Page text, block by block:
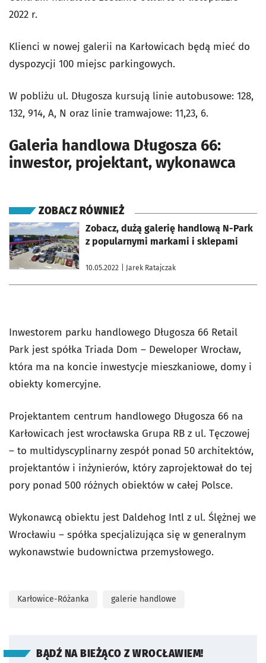
2022 r.
Klienci w nowej galerii na Karłowicach będą mieć do
dyspozycji 100 miejsc parkingowych.
W pobliżu ul. Długosza kursują linie autobusowe: 128,
132, 914, A, N oraz linie tramwajowe: 11,23, 6.
Galeria handlowa Długosza 66:
inwestor, projektant, wykonawca
ZOBACZ RÓWNIEŻ
Zobacz, dużą galerię handlową N-Park
z popularnymi markami i sklepami
10.05.2022 | Jarek Ratajczak
otworzy się w nowej karcie
Inwestorem parku handlowego Długosza 66 Retail
Park jest spółka Triada Dom – Deweloper Wrocław,
która ma na koncie inwestycje mieszkaniowe, domy i
obiekty komercyjne.
Projektantem centrum handlowego Długosza 66 na
Karłowicach jest wrocławska Grupa RB z ul. Tęczowej
– to multidyscyplinarny zespół ponad 50 architektów,
projektantów i inżynierów, który zaprojektował do tej
pory ponad 500 różnych obiektów w całej Polsce.
Wykonawcą obiektu jest Daldehog Intl z ul. Ślężnej we
Wrocławiu – spółka specjalizująca się w generalnym
wykonawstwie budownictwa przemysłowego.
Karłowice-Różanka galerie handlowe
BĄDŹ NA BIEŻĄCO Z WROCŁAWIEM!